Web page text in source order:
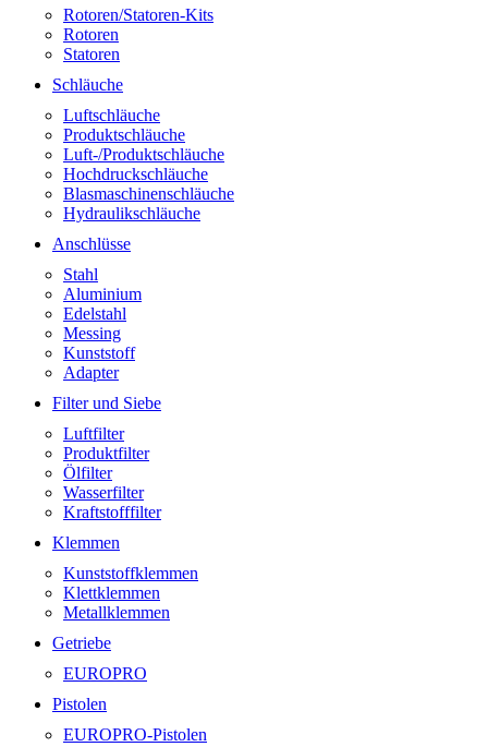
Rotoren/Statoren-Kits
Rotoren
Statoren
Schläuche
Luftschläuche
Produktschläuche
Luft-/Produktschläuche
Hochdruckschläuche
Blasmaschinenschläuche
Hydraulikschläuche
Anschlüsse
Stahl
Aluminium
Edelstahl
Messing
Kunststoff
Adapter
Filter und Siebe
Luftfilter
Produktfilter
Ölfilter
Wasserfilter
Kraftstofffilter
Klemmen
Kunststoffklemmen
Klettklemmen
Metallklemmen
Getriebe
EUROPRO
Pistolen
EUROPRO-Pistolen